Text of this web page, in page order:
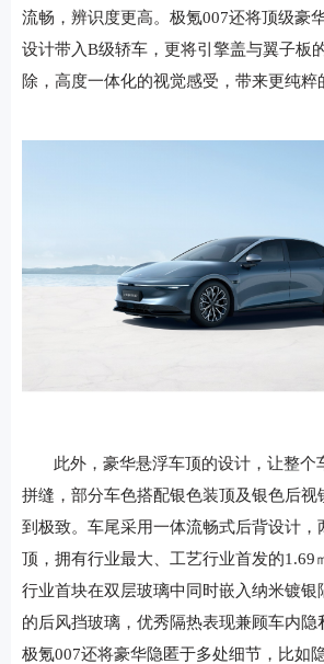
流畅，辨识度更高。极氪007还将顶级豪
设计带入B级轿车，更将引擎盖与翼子板
除，高度一体化的视觉感受，带来更纯粹
此外，豪华悬浮车顶的设计，让整个
拼缝，部分车色搭配银色装顶及银色后视
到极致。车尾采用一体流畅式后背设计，
顶，拥有行业最大、工艺行业首发的1.69
行业首块在双层玻璃中同时嵌入纳米镀银
的后风挡玻璃，优秀隔热表现兼顾车内隐
极氪007还将豪华隐匿于多处细节，比如